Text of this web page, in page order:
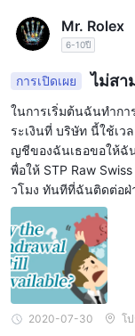
ประเภทบัญชี
Swiss Marketsเสนอ
เงินที่อนุญาตการซื้อข
ผ่านการแลกเปลี่ยนตั
ถึงสภาพแวดล้อมแบบ
ซื้อขายโดยอัตโนมัติ ซึ่
ด้วยตนเอง
การงัด
Swiss Marketsเสนอร
บัญชีและเครื่องมือทาง
ฟอเร็กซ์ เลเวอเรจค่อ
บัญชี STP Classic
สำหรับประเภทการซื้
Mr. Rolex
6-10ปี
การเปิดเผย ไม่สา
ในการเริ่มต้นฉันทำกา
ระเงินที่ บริษัท นี้ใช้เว
ญชีของฉันเธอขอให้ฉั
พื่อให้ STP Raw
วโมง ทันทีที่ฉันติดต่อฝ่
บบัญชีของฉันฉันตัดสิน
อนานกว่าหนึ่งเดือน หลั
kes เพราะธนาคารตัว
การโดยใช้เงินจากบัญ
และหลังจาก 3 สัปดาห์
งตัวพวกเขาไม่ใช่นาย
2020-07-30 โ